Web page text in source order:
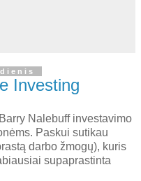
Investing
Nalebuff investavimo
Paskui sutikau
darbo žmogų), kuris
supaprastinta